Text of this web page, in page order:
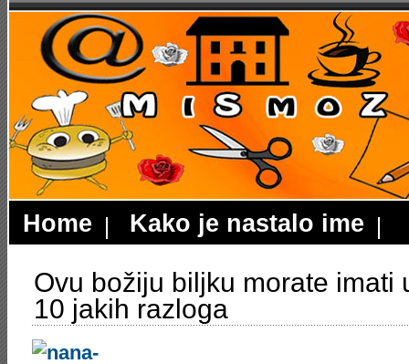
Home Kako je nastalo ime
Ovu božiju biljku morate imati
10 jakih razloga